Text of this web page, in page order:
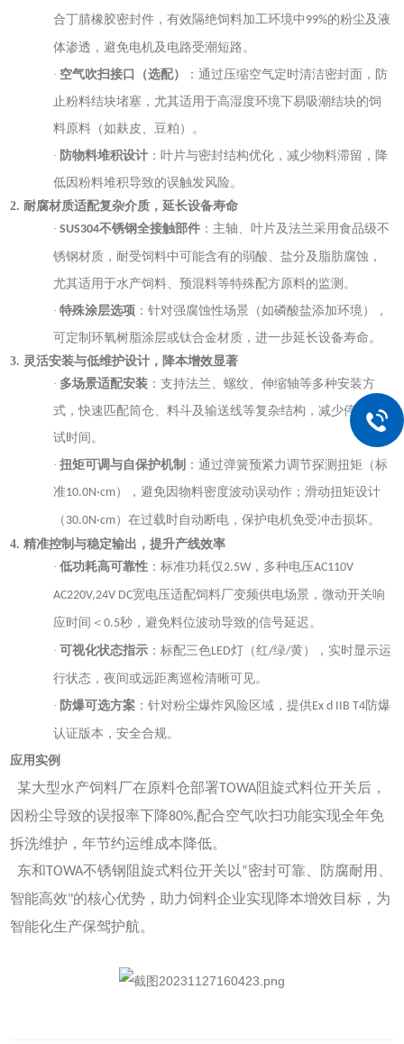
合丁腈橡胶密封件，有效隔绝饲料加工环境中 99%的粉尘及液
体渗透，避免电机及电路受潮短路。
· 空气吹扫接口（选配）
：通过压缩空气定时清洁密封面，防
止粉料结块堵塞，尤其适用于高湿度环境下易吸潮结块的饲
料原料（如麸皮、豆粕）。
· 防物料堆积设计 ：叶片与密封结构优化，减少物料滞留，降
低因粉料堆积导致的误触发风险。
2. 耐腐材质适配复杂介质，延长设备寿命
·SUS304不锈钢全接触部件 ：主轴、叶片及法兰采用食品级不
锈钢材质，耐受饲料中可能含有的弱酸、盐分及脂肪腐蚀，
尤其适用于水产饲料、预混料等特殊配方原料的监测。
·特殊涂层选项 ：针对强腐蚀性场景（如磷酸盐添加环境），
可定制环氧树脂涂层或钛合金材质，进一步延长设备寿命。
3. 灵活安装与低维护设计，降本增效显著
· 多场景适配安装 ：支持法兰、螺纹、伸缩轴等多种安装方
式，快速匹配筒仓、料斗及输送线等复杂结构，减少停机调
试时间。
·扭矩可调与自保护机制 ：通过弹簧预紧力调节探测扭矩（标
准10.0N·cm），避免因物料密度波动误动作；滑动扭矩设计
（ 30.0N·cm）在过载时自动断电，保护电机免受冲击损坏。
4. 精准控制与稳定输出，提升产线效率
·低功耗高可靠性 ：标准功耗仅2.5W， 多种电压AC110V
AC220V,24V DC宽电压适配饲料厂变频供电场景，微动开关响
应时间＜0.5秒，避免料位波动导致的信号延迟。
·可视化状态指示 ：标配三色LED灯（红/绿/黄），实时显示运
行状态，夜间或远距离巡检清晰可见。
· 防爆可选方案 ：针对粉尘爆炸风险区域，提供Ex d IIB T4防爆
认证版本，安全合规。
应用实例
某大型水产饲料厂在原料仓部署 TOWA阻旋式料位开关后，
因粉尘导致的误报率下降80%,配合空气吹扫功能实现全年免
拆洗维护，年节约运维成本降低。
东和 TOWA不锈钢阻旋式料位开关以“密封可靠、防腐耐用、
智能高效"的核心优势，助力饲料企业实现降本增效目标，为
智能化生产保驾护航。